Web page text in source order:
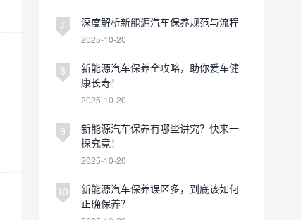
7 深度解析新能源汽车保养规范与流程
2025-10-20
8
新能源汽车保养全攻略，助你爱车健
康长寿！
2025-10-20
9
新能源汽车保养有哪些讲究？快来一
探究竟！
2025-10-20
10
新能源汽车保养误区多，到底该如何
正确保养？